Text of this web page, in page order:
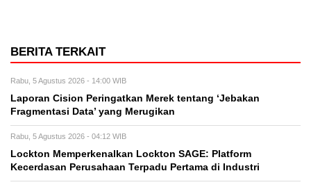
BERITA TERKAIT
Rabu, 5 Agustus 2026 - 14:00 WIB
Laporan Cision Peringatkan Merek tentang ‘Jebakan
Fragmentasi Data’ yang Merugikan
Rabu, 5 Agustus 2026 - 04:12 WIB
Lockton Memperkenalkan Lockton SAGE: Platform
Kecerdasan Perusahaan Terpadu Pertama di Industri